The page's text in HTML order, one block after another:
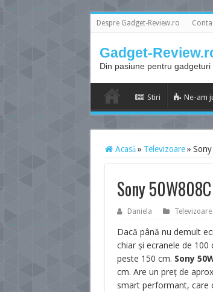
Despre Gadget-Review.ro
Gadget-
Din pasiune pentru gadgeturi
Stiri Ne-am
Acasă » Televizoare »
Sony
Daniela Televizoare
Dacă până nu demult
chiar și ecranele de
peste 150 cm. Sony
cm. Are un preț de
smart performant, care